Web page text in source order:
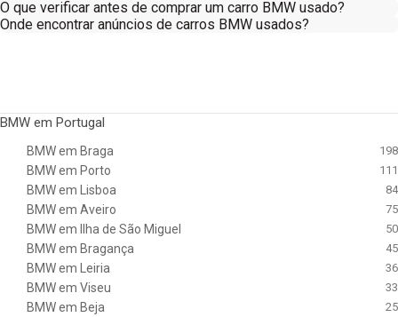
O que verificar antes de comprar um carro BMW usado?
Onde encontrar anúncios de carros BMW usados?
BMW em Portugal
BMW em Braga 198
BMW em Porto 111
BMW em Lisboa 84
BMW em Aveiro 75
BMW em Ilha de São Miguel 50
BMW em Bragança 45
BMW em Leiria 36
BMW em Viseu 33
BMW em Beja 25